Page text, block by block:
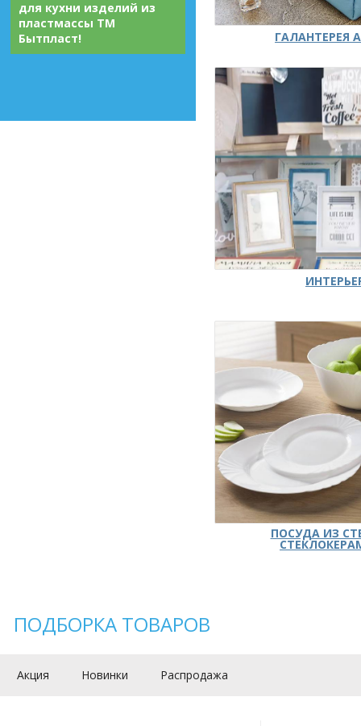
для кухни изделий из
пластмассы ТМ
Бытпласт!
ГАЛАНТЕРЕЯ
ПОСУДА ИЗ
ПОДБОРКА ТОВАРОВ
Акция Новинки Распродажа